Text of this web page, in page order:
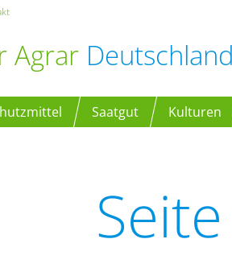
Agrar Deutschland
Saatgut Kulturen